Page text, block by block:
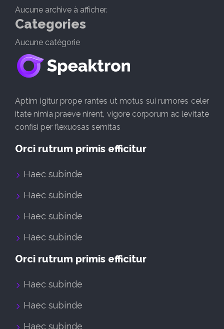
Aucune archive à afficher.
Categories
Aucune catégorie
Aptim igitur prope rantes ut motus sui rumores celer
itate nimia praeve nirent, vigore corporum ac levitate
confisi per flexuosas semitas
Orci rutrum primis efficitur
Haec subinde
Haec subinde
Haec subinde
Haec subinde
Orci rutrum primis efficitur
Haec subinde
Haec subinde
Haec subinde